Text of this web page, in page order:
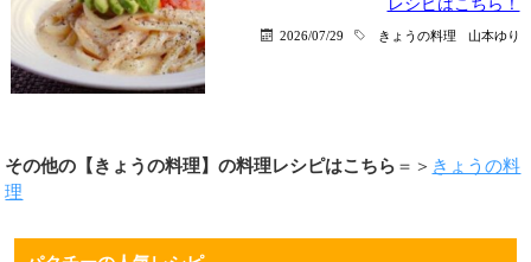
2026/07/29 きょうの料理 山本ゆり
その他の【きょうの料理】の料理レシピはこちら ＝＞ きょうの料
理